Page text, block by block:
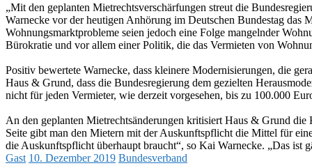
„Mit den geplanten Mietrechtsverschärfungen streut die
Warnecke vor der heutigen Anhörung im Deutschen Bundestag das
Wohnungsmarktprobleme seien jedoch eine Folge mangelnder
Bürokratie und vor allem einer Politik, die das Vermieten von
Positiv bewertete Warnecke, dass kleinere Modernisierungen, die
Haus & Grund, dass die Bundesregierung dem gezielten
nicht für jeden Vermieter, wie derzeit vorgesehen, bis zu 100.000
An den geplanten Mietrechtsänderungen kritisiert Haus & Grund
Seite gibt man den Mietern mit der Auskunftspflicht die Mittel für
die Auskunftspflicht überhaupt braucht“, so Kai Warnecke. „Das ist
Gast 10. Dezember 2019 Bundesverband